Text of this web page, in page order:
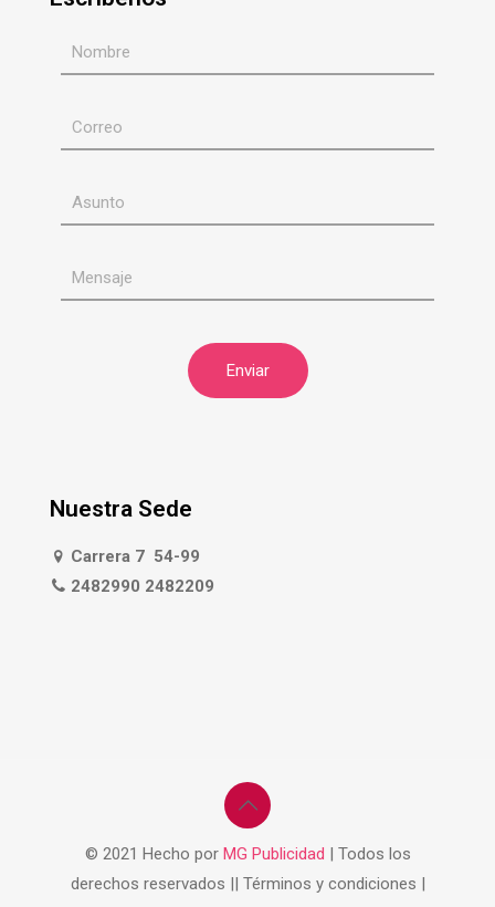
Nuestra Sede
Carrera 7 54-99
2482990 2482209
© 2021 Hecho por MG Publicidad | Todos los
derechos reservados || Términos y condiciones |